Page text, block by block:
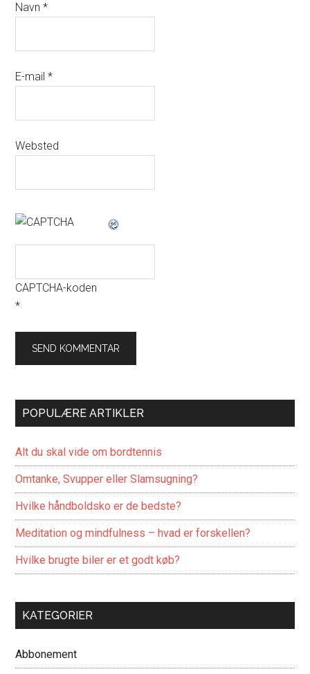
Navn*
E-mail*
Websted
CAPTCHA-koden
*
POPULÆRE ARTIKLER
Alt du skal vide om bordtennis
Omtanke, Svupper eller Slamsugning?
Hvilke håndboldsko er de bedste?
Meditation og mindfulness – hvad er forskellen?
Hvilke brugte biler er et godt køb?
KATEGORIER
Abbonement